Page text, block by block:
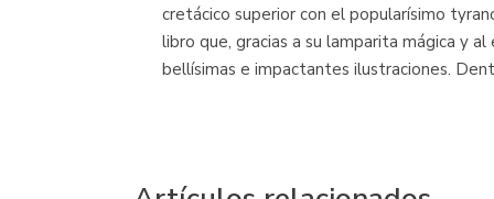
cretácico superior con el popularísimo
libro que, gracias a su lamparita mágica
bellísimas e impactantes ilustraciones.